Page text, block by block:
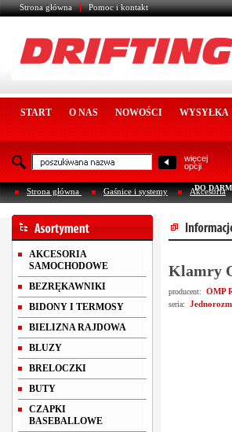
Strona główna Pomoc i kontakt
START O NAS NOWOŚCI WYSYŁKA
więcej
opcji
DO
Strona główna Gaśnice i systemy Akcesoria
AKCESORIA
SAMOCHODOWE
BEZRĘKAWNIKI
BIDONY I TERMOSY
BIELIZNA RAJDOWA
BLUZY
BRELOCZKI
BUTY
CZAPKI
BASEBALLOWE
Klamry
producent: OMP
seria: